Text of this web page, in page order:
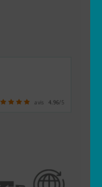
avis 4.96/5